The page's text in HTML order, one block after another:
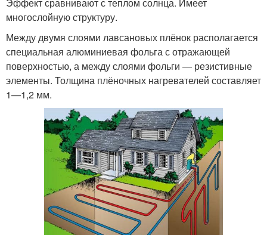
многослойную структуру.
Между двумя слоями лавсановых плёнок располагается
специальная алюминиевая фольга с отражающей
поверхностью, а между слоями фольги — резистивные
элементы. Толщина плёночных нагревателей составляет
1—1,2 мм.